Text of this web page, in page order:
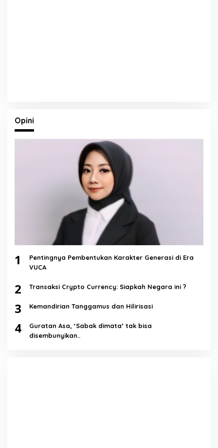
Opini
1
Pentingnya Pembentukan Karakter Generasi di Era
VUCA
2 Transaksi Crypto Currency: Siapkah Negara ini ?
3 Kemandirian Tanggamus dan Hilirisasi
4
Guratan Asa, ‘Sabak dimata’ tak bisa
disembunyikan..